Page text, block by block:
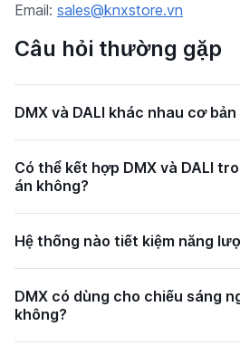
Email: sales@knxstore.vn
Câu hỏi thường gặp
DMX và DALI khác nhau cơ
Có thể kết hợp DMX và DALI
án không?
Hệ thống nào tiết kiệm năng
DMX có dùng cho chiếu sáng
không?